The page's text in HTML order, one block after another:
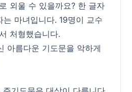
외울 수 있을까요? 한 글자
마녀입니다. 19명이 교수
처형했습니다.
아름다운 기도문을 악하게